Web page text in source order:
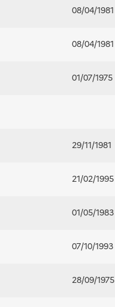
08/04/1981
08/04/1981
01/07/1975
29/11/1981
21/02/1995
01/05/1983
07/10/1993
28/09/1975